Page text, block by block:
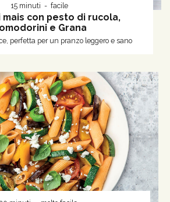
15 minuti facile
mais con pesto di rucola,
e Grana
perfetta per un pranzo leggero e sano